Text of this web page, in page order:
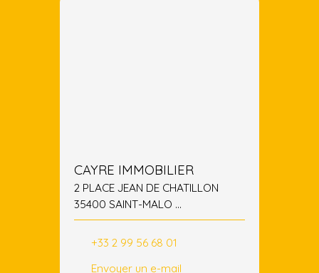
CAYRE IMMOBILIER
2 PLACE JEAN DE CHATILLON
35400 SAINT-MALO
35400 SAINT-MALO
+33 2 99 56 68 01
Envoyer un e-mail